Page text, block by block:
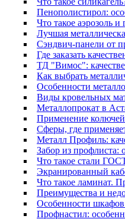
Пенополистирол:
Что такое аэрозоль
Лучшая
Сэндвич-панели от
Где заказать
ТД "Вимос":
Как выбрать
Особенности
Виды кровельных
Металлопрокат в
Применение
Сферы, где
Металл Профиль:
Забор из профлиста:
Что такое стали
Экранированный
Что такое ламинат.
Преимущества и
Особенности
Профнастил: